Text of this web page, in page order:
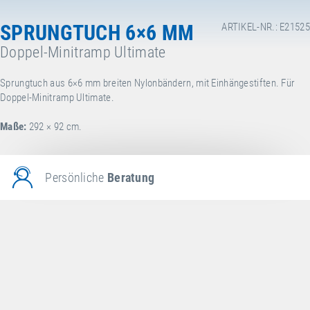
ARTIKEL-NR.: E21525
SPRUNGTUCH 6×6 MM
Doppel-Minitramp Ultimate
Sprungtuch aus 6×6 mm breiten Nylonbändern, mit Einhängestiften. Für
Doppel-Minitramp Ultimate.
Maße: 292 × 92 cm.
Persönliche Beratung